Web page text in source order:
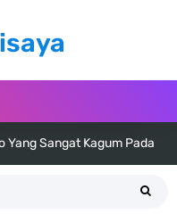
Yang Sangat Kagum Pada